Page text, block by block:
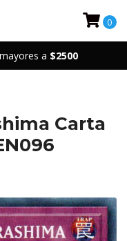
a $2500
0
Carta